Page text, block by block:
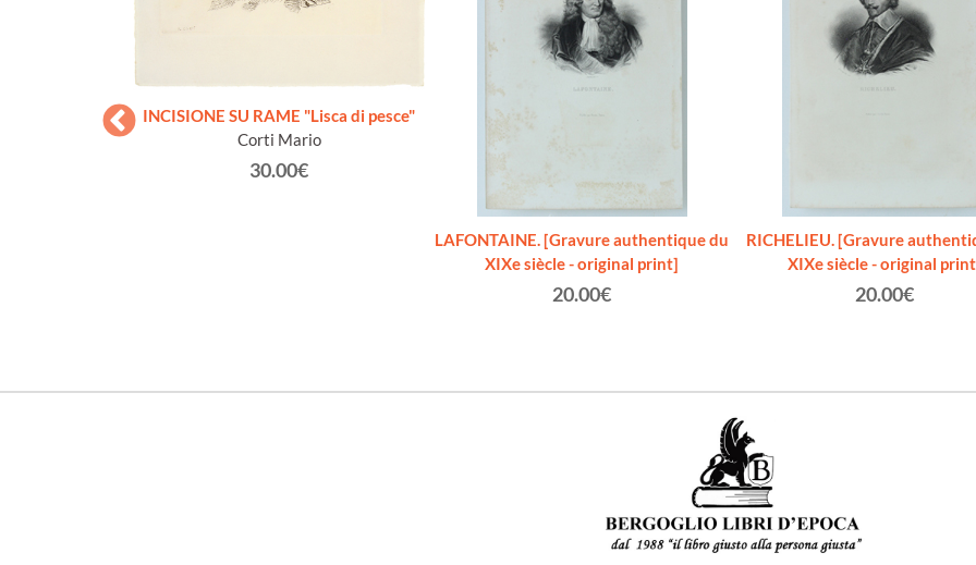
INCISIONE SU RAME "Lisca di pesce"
Corti Mario
30.00€
LAFONTAINE. [Gravure authentique du
XIXe siècle - original print]
20.00€
RICHELIEU. [Gravure
XIXe siècle - original
20.00€